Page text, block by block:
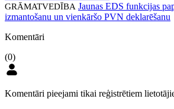
GRĀMATVEDĪBA Jaunas EDS funkcijas
izmantošanu un vienkāršo PVN deklarēšanu
Komentāri
(0)
Komentāri pieejami tikai reģistrētiem